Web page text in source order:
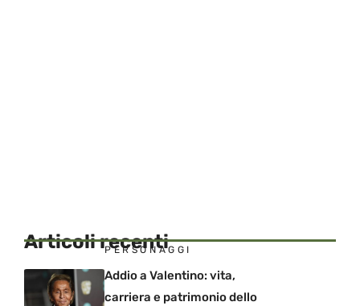
Articoli recenti
PERSONAGGI
Addio a Valentino: vita,
carriera e patrimonio dello